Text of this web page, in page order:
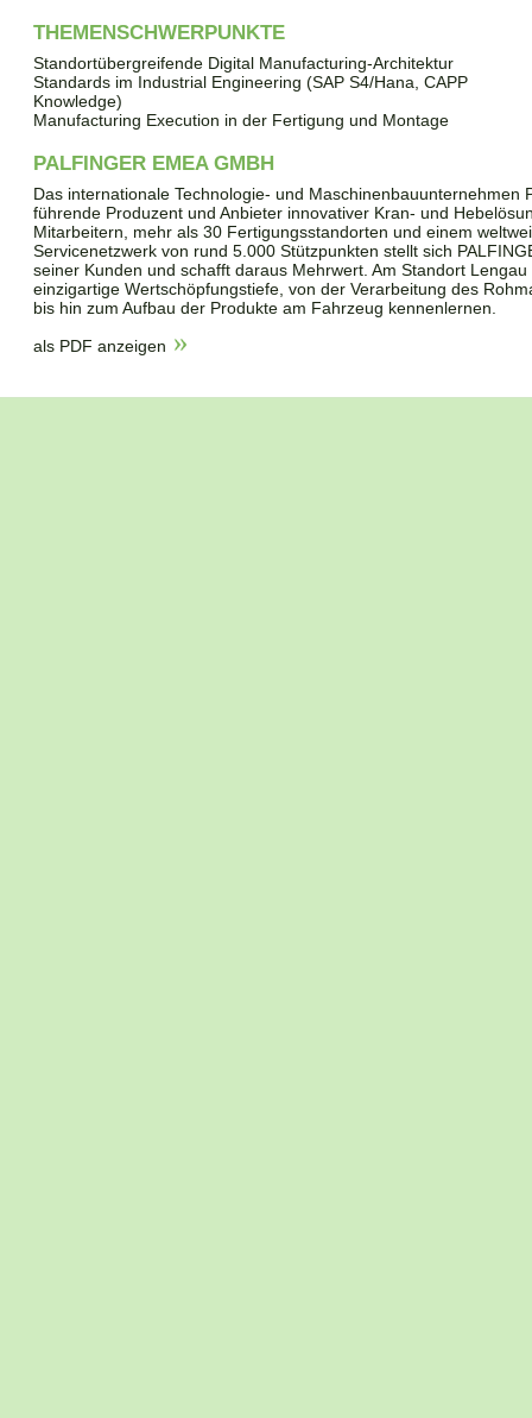
THEMENSCHWERPUNKTE
Standortübergreifende Digital Manufacturing-Architektur
Standards im Industrial Engineering (SAP S4/Hana, CAPP
Knowledge)
Manufacturing Execution in der Fertigung und Montage
PALFINGER EMEA GMBH
Das internationale Technologie- und Maschinenbauunternehmen
führende Produzent und Anbieter innovativer Kran- und
Mitarbeitern, mehr als 30 Fertigungsstandorten und einem
Servicenetzwerk von rund 5.000 Stützpunkten stellt sich
seiner Kunden und schafft daraus Mehrwert. Am Standort
einzigartige Wertschöpfungstiefe, von der Verarbeitung des
bis hin zum Aufbau der Produkte am Fahrzeug kennenlernen.
als PDF anzeigen